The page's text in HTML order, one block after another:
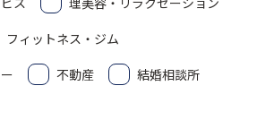
フィットネス・ジム
不動産
結婚相談所